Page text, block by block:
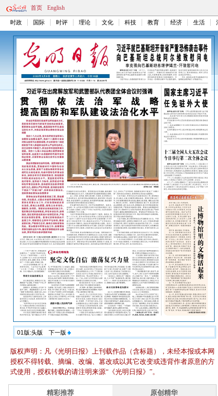
首页 English
时政 国际 时评 理论 文化 科技 教育 经济 生活
01版:头版 下一版
版权声明：凡《光明日报》上刊载作品（含标题），未经本报或本网
授权不得转载、摘编、改编、篡改或以其它改变或违背作者原意的方
式使用，授权转载的请注明来源“《光明日报》”。